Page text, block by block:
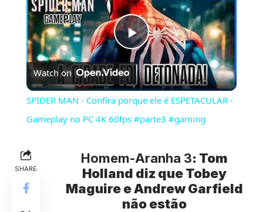
Play
Video
Watch on
SPIDER MAN - Confira porque ele é ESPETACULAR -
Gameplay no PC 4K 60fps #parte3 #gaming
SHARE
Homem-Aranha 3: Tom
Holland diz que Tobey
Maguire e Andrew Garfield
não estão